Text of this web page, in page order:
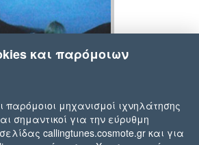
for you
και παρόμοιων
παρόμοιοι μηχανισμοί ιχνηλάτησης
σημαντικοί για την εύρυθμη
callingtunes.cosmote.gr και για